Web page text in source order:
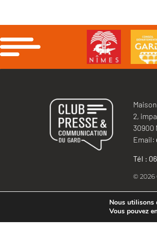
2,
30900
Email:
Tél :
© 2026
Nous utilisons
Vous pouvez